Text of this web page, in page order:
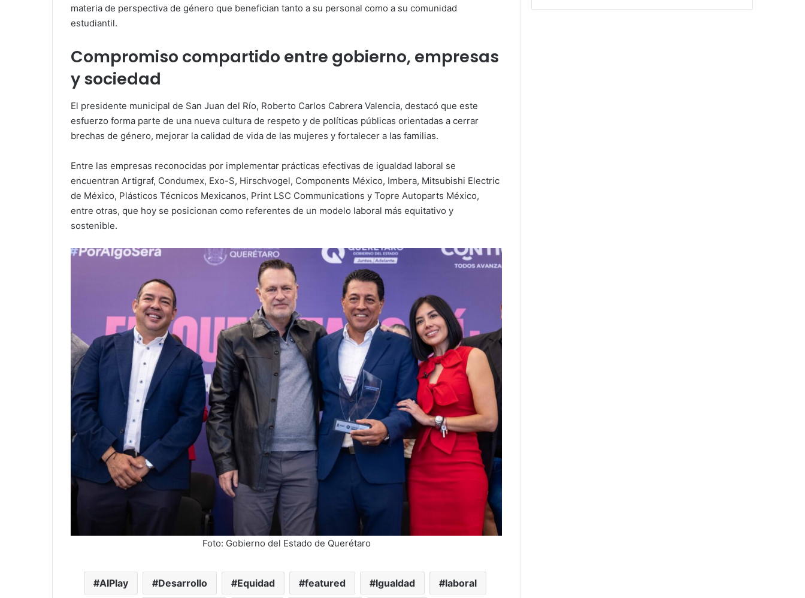
materia de perspectiva de género que benefician tanto a su personal como a su comunidad
estudiantil.
Compromiso compartido entre gobierno, empresas
y sociedad
El presidente municipal de San Juan del Río, Roberto Carlos Cabrera Valencia, destacó que este
esfuerzo forma parte de una nueva cultura de respeto y de políticas públicas orientadas a cerrar
brechas de género, mejorar la calidad de vida de las mujeres y fortalecer a las familias.
Entre las empresas reconocidas por implementar prácticas efectivas de igualdad laboral se
encuentran Artigraf, Condumex, Exo-S, Hirschvogel, Components México, Imbera, Mitsubishi Electric
de México, Plásticos Técnicos Mexicanos, Print LSC Communications y Topre Autoparts México,
entre otras, que hoy se posicionan como referentes de un modelo laboral más equitativo y
sostenible.
Foto: Gobierno del Estado de Querétaro
AIPlay Desarrollo Equidad featured Igualdad laboral